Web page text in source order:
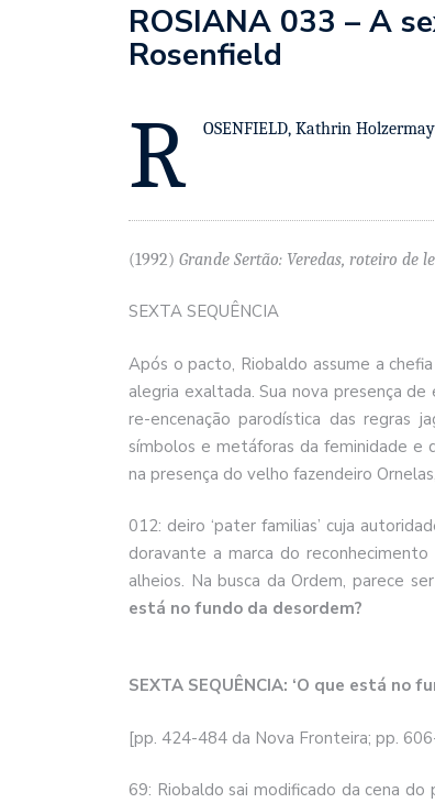
ROSIANA 033 – A
Rosenfield
R OSENFIELD, Kathrin
(1992) Grande Sertão: Veredas, roteiro de
SEXTA SEQUÊNCIA
Após o pacto, Riobaldo assume a
alegria exaltada. Sua nova presença
re-encenação parodística das regras
símbolos e metáforas da feminidade e
na presença do velho fazendeiro
012: deiro ‘pater familias’ cuja
doravante a marca do
alheios. Na busca da Ordem, parece
está no fundo da desordem?
SEXTA SEQUÊNCIA: ‘O que está no
[pp. 424-484 da Nova Fronteira; pp.
69: Riobaldo sai modificado da cena